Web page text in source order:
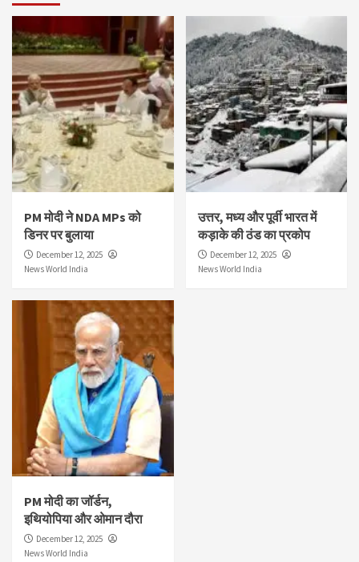
PM मोदी ने NDA MPs को
डिनर पर बुलाया
December 12, 2025
News World India
उत्तर, मध्य और पूर्वी भारत में
कड़ाके की ठंड का प्रकोप
December 12, 2025
News World India
PM मोदी का जॉर्डन,
इथियोपिया और ओमान दौरा
December 12, 2025
News World India